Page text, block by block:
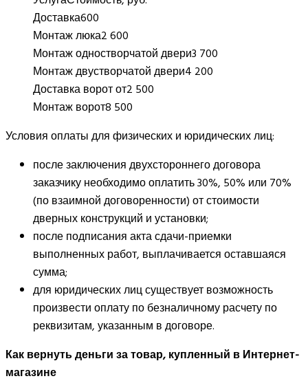
Доставка600
Монтаж люка2 600
Монтаж одностворчатой двери3 700
Монтаж двустворчатой двери4 200
Доставка ворот от2 500
Монтаж ворот8 500
Условия оплаты для физических и юридических лиц:
после заключения двухстороннего договора
заказчику необходимо оплатить 30%, 50% или 70%
(по взаимной договоренности) от стоимости
дверных конструкций и установки;
после подписания акта сдачи-приемки
выполненных работ, выплачивается оставшаяся
сумма;
для юридических лиц существует возможность
произвести оплату по безналичному расчету по
реквизитам, указанным в договоре.
Как вернуть деньги за товар, купленный в Интернет-
магазине